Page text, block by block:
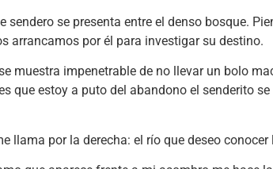
sendero se presenta entre el denso bosque.
arrancamos por él para investigar su destino.
muestra impenetrable de no llevar un bolo
que estoy a puto del abandono el senderito
llama por la derecha: el río que deseo